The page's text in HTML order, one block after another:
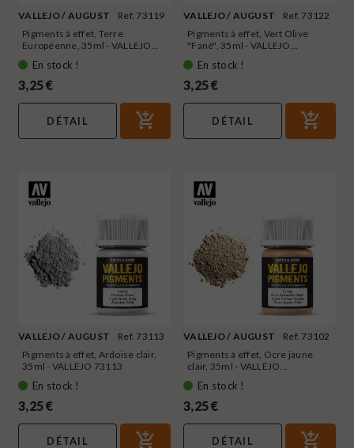
VALLEJO / AUGUST
Ref. 73119
Pigments à effet, Terre
Européenne, 35ml - VALLEJO...
En stock !
3,25 €
DÉTAIL
VALLEJO / AUGUST
Ref. 73122
Pigments à effet, Vert Olive
"Fané", 35ml - VALLEJO...
En stock !
3,25 €
DÉTAIL
VALLEJO / AUGUST
Ref. 73113
Pigments à effet, Ardoise clair,
35ml - VALLEJO 73113
En stock !
3,25 €
DÉTAIL
VALLEJO / AUGUST
Ref. 73102
Pigments à effet, Ocre jaune
clair, 35ml - VALLEJO...
En stock !
3,25 €
DÉTAIL